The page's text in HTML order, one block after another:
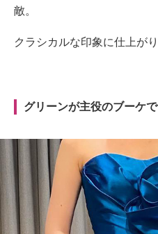
敵。
クラシカルな印象に仕上がり
グリーンが主役のブーケ